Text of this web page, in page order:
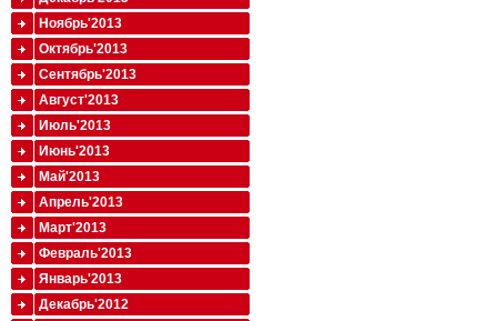
Ноябрь'2013
Октябрь'2013
Сентябрь'2013
Август'2013
Июль'2013
Июнь'2013
Май'2013
Апрель'2013
Март'2013
Февраль'2013
Январь'2013
Декабрь'2012